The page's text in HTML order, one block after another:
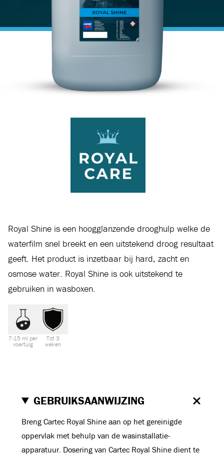
Royal Shine is een hoogglanzende drooghulp welke de
waterfilm snel breekt en een uitstekend droog resultaat
geeft. Het product is inzetbaar bij hard, zacht en
osmose water. Royal Shine is ook uitstekend te
gebruiken in wasboxen.
7-15 ml per
voertuig
Tot 3
weken
GEBRUIKSAANWIJZING
Breng Cartec Royal Shine aan op het gereinigde
oppervlak met behulp van de wasinstallatie-
apparatuur. Dosering van Cartec Royal Shine dient te